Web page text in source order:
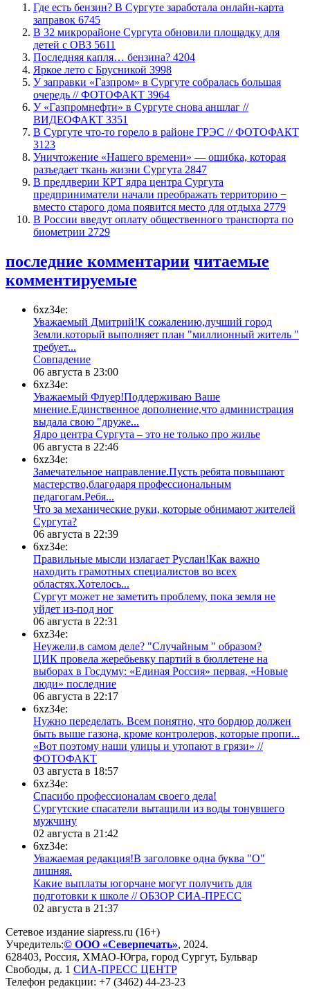
​Где есть бензин? В Сургуте заработала онлайн-карта
заправок 6745
В 32 микрорайоне Сургута обновили площадку для
детей с ОВЗ 5611
​Последняя капля… бензина? 4204
Яркое лето с Брусникой 3998
​У заправки «Газпром» в Сургуте собралась большая
очередь // ФОТОФАКТ 3964
У «Газпромнефти» в Сургуте снова аншлаг //
ВИДЕОФАКТ 3351
​В Сургуте что-то горело в районе ГРЭС // ФОТОФАКТ
3123
​Уничтожение «Нашего времени» — ошибка, которая
разъедает ткань жизни Сургута 2847
​В преддверии КРТ ядра центра Сургута
предприниматели начали преображать территорию −
вместо старого дома появится место для отдыха 2779
В России введут оплату общественного транспорта по
биометрии 2729
последние комментарии читаемые
комментируемые
6xz34e:
Уважаемый Дмитрий!К сожалению,лучший город
Земли.который выполняет план "миллионный житель "
требует...
​Совпадение
06 августа в 23:00
6xz34e:
Уважаемый Флуер!Поддерживаю Ваше
мнение.Единственное дополнение,что администрация
выдала свою "друже...
​Ядро центра Сургута ‒ это не только про жилье
06 августа в 22:46
6xz34e:
Замечательное направление.Пусть ребята повышают
мастерство,благодаря профессиональным
педагогам.Ребя...
​Что за механические руки, которые обнимают жителей
Сургута?
06 августа в 22:39
6xz34e:
Правильные мысли излагает Руслан!Как важно
находить грамотных специалистов во всех
областях.Хотелось...
Сургут может не заметить проблему, пока земля не
уйдет из-под ног
06 августа в 22:31
6xz34e:
Неужели,в самом деле? "Случайным " образом?
ЦИК провела жеребьевку партий в бюллетене на
выборах в Госдуму: «Единая Россия» первая, «Новые
люди» последние
06 августа в 22:17
6xz34e:
Нужно переделать. Всем понятно, что бордюр должен
быть выше газона, кроме контролеров, которые пропи...
«Вот поэтому наши улицы и утопают в грязи» //
ФОТОФАКТ
03 августа в 18:57
6xz34e:
Спасибо профессионалам своего дела!
Сургутские спасатели вытащили из воды тонувшего
мужчину
02 августа в 21:42
6xz34e:
Уважаемая редакция!В заголовке одна буква "О"
лишняя.
Какие выплаты югорчане могут получить для
подготовки к школе // ОБЗОР СИА-ПРЕСС
02 августа в 21:37
Сетевое издание siapress.ru (16+)
Учредитель:© ООО «Северпечать», 2024.
628403, Россия, ХМАО-Югра, город Сургут, Бульвар
Свободы, д. 1 СИА-ПРЕСС ЦЕНТР
Телефон редакции: +7 (3462) 44-23-23